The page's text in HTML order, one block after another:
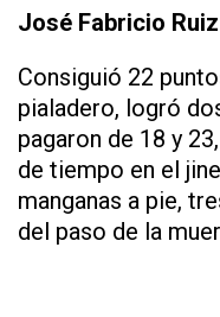
José Fabricio
Consiguió 22
pialadero, logró
pagaron de 18 y
de tiempo en el
manganas a pie,
del paso de la